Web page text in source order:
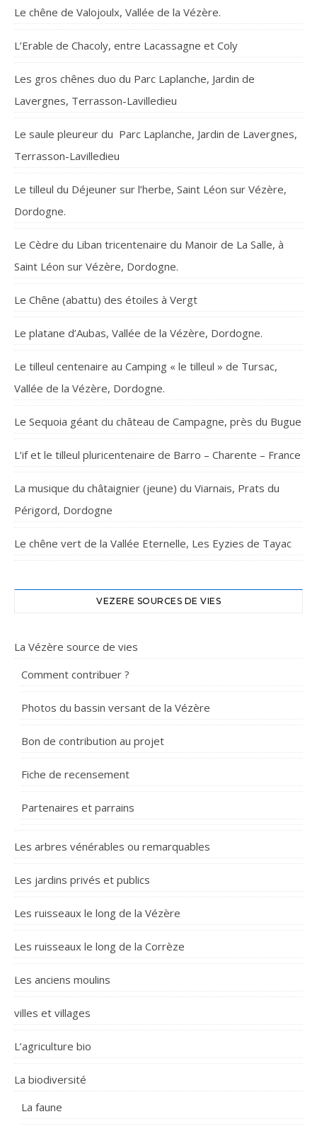
Le chêne de Valojoulx, Vallée de la Vézère.
L’Erable de Chacoly, entre Lacassagne et Coly
Les gros chênes duo du Parc Laplanche, Jardin de
Lavergnes, Terrasson-Lavilledieu
Le saule pleureur du Parc Laplanche, Jardin de Lavergnes,
Terrasson-Lavilledieu
Le tilleul du Déjeuner sur l’herbe, Saint Léon sur Vézère,
Dordogne.
Le Cèdre du Liban tricentenaire du Manoir de La Salle, à
Saint Léon sur Vézère, Dordogne.
Le Chêne (abattu) des étoiles à Vergt
Le platane d’Aubas, Vallée de la Vézère, Dordogne.
Le tilleul centenaire au Camping « le tilleul » de Tursac,
Vallée de la Vézère, Dordogne.
Le Sequoia géant du château de Campagne, près du Bugue
L’if et le tilleul pluricentenaire de Barro – Charente – France
La musique du châtaignier (jeune) du Viarnais, Prats du
Périgord, Dordogne
Le chêne vert de la Vallée Eternelle, Les Eyzies de Tayac
VEZERE SOURCES DE VIES
La Vézère source de vies
Comment contribuer ?
Photos du bassin versant de la Vézère
Bon de contribution au projet
Fiche de recensement
Partenaires et parrains
Les arbres vénérables ou remarquables
Les jardins privés et publics
Les ruisseaux le long de la Vézère
Les ruisseaux le long de la Corrèze
Les anciens moulins
villes et villages
L’agriculture bio
La biodiversité
La faune